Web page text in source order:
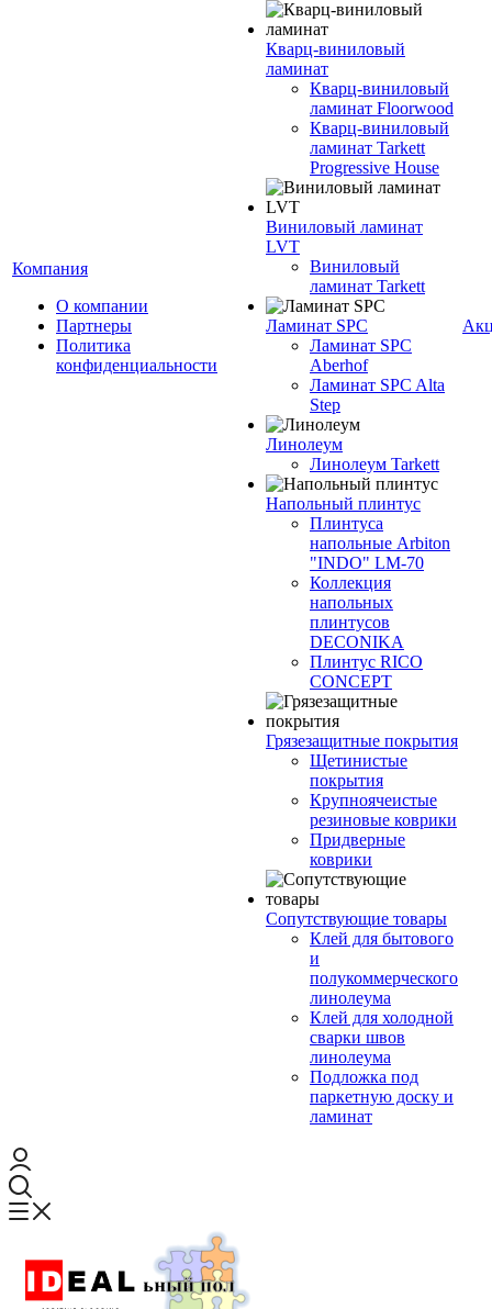
Компания
О компании
Партнеры
Политика
конфиденциальности
Кварц-виниловый
ламинат
Кварц-виниловый
ламинат Floorwood
Кварц-виниловый
ламинат Tarkett
Progressive House
Виниловый ламинат
LVT
Виниловый
ламинат Tarkett
Ламинат SPC
Ламинат SPC
Aberhof
Ламинат SPC Alta
Step
Линолеум
Линолеум Tarkett
Напольный плинтус
Плинтуса
напольные Arbiton
"INDO" LM-70
Коллекция
напольных
плинтусов
DECONIKA
Плинтус RICO
CONCEPT
Грязезащитные покрытия
Щетинистые
покрытия
Крупноячеистые
резиновые коврики
Придверные
коврики
Сопутствующие товары
Клей для бытового
и
полукоммерческого
линолеума
Клей для холодной
сварки швов
линолеума
Подложка под
паркетную доску и
ламинат